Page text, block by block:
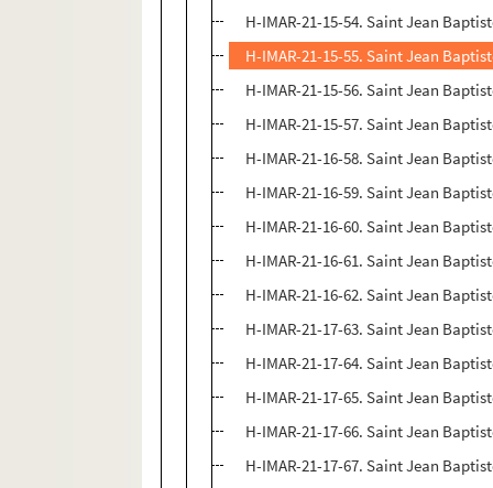
H-IMAR-21-15-54. Saint Jean
H-IMAR-21-15-55. Saint Jean
H-IMAR-21-15-56. Saint Jean
H-IMAR-21-15-57. Saint Jean
H-IMAR-21-16-58. Saint Jean
H-IMAR-21-16-59. Saint Jean
H-IMAR-21-16-60. Saint Jean
H-IMAR-21-16-61. Saint Jean
H-IMAR-21-16-62. Saint Jean
H-IMAR-21-17-63. Saint Jean
H-IMAR-21-17-64. Saint Jean
H-IMAR-21-17-65. Saint Jean
H-IMAR-21-17-66. Saint Jean
H-IMAR-21-17-67. Saint Jean